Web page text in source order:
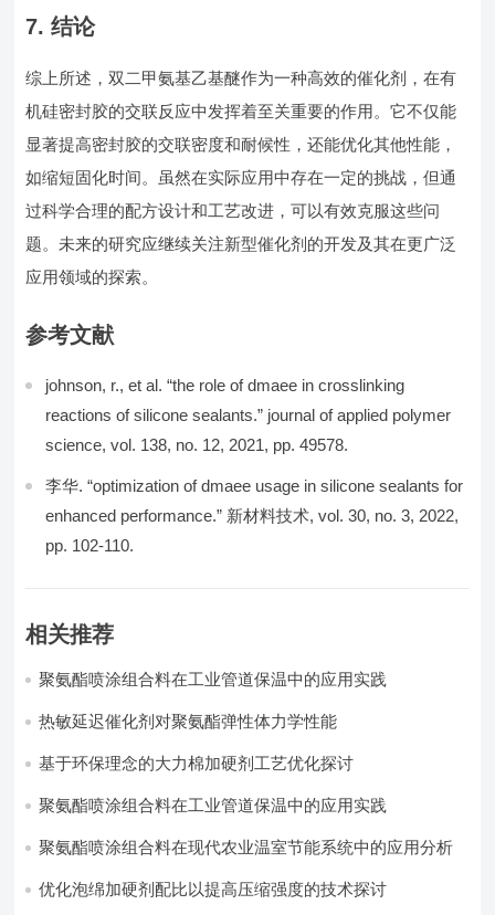
7. 结论
综上所述，双二甲氨基乙基醚作为一种高效的催化剂，在有
机硅密封胶的交联反应中发挥着至关重要的作用。它不仅能
显著提高密封胶的交联密度和耐候性，还能优化其他性能，
如缩短固化时间。虽然在实际应用中存在一定的挑战，但通
过科学合理的配方设计和工艺改进，可以有效克服这些问
题。未来的研究应继续关注新型催化剂的开发及其在更广泛
应用领域的探索。
参考文献
johnson, r., et al. “the role of dmaee in crosslinking
reactions of silicone sealants.” journal of applied polymer
science, vol. 138, no. 12, 2021, pp. 49578.
李华. “optimization of dmaee usage in silicone sealants for
enhanced performance.” 新材料技术, vol. 30, no. 3, 2022,
pp. 102-110.
相关推荐
聚氨酯喷涂组合料在工业管道保温中的应用实践
热敏延迟催化剂对聚氨酯弹性体力学性能
基于环保理念的大力棉加硬剂工艺优化探讨
聚氨酯喷涂组合料在工业管道保温中的应用实践
聚氨酯喷涂组合料在现代农业温室节能系统中的应用分析​
优化泡绵加硬剂配比以提高压缩强度的技术探讨